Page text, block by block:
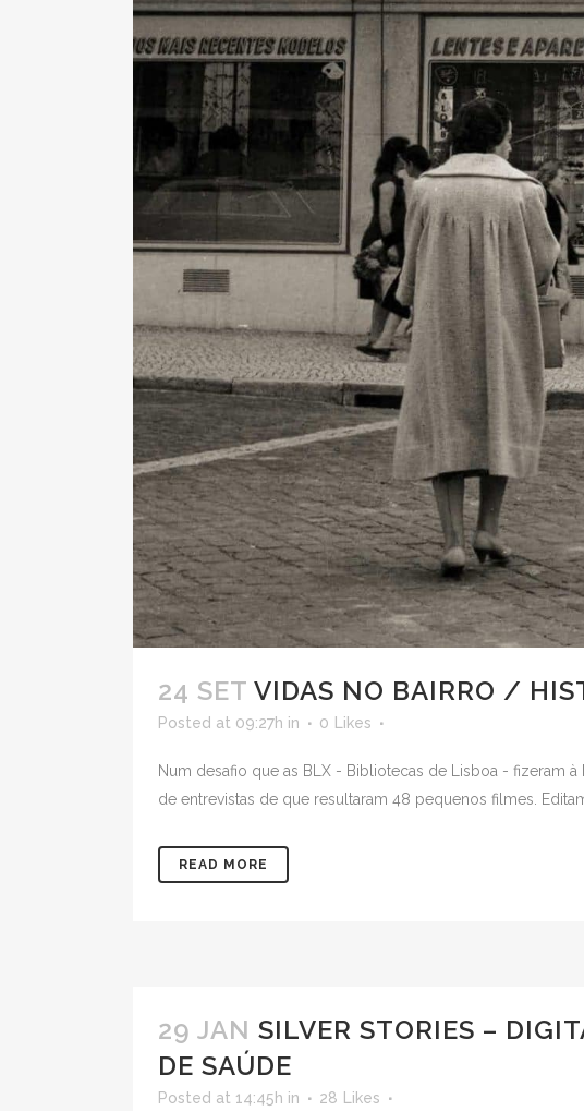
24 SET VIDAS NO BAIRRO /
Posted at 09:27h in 0 Likes
Num desafio que as BLX - Bibliotecas de Lisboa - fizeram
de entrevistas de que resultaram 48 pequenos filmes.
READ MORE
29 JAN SILVER STORIES –
DE SAÚDE
Posted at 14:45h in 28 Likes